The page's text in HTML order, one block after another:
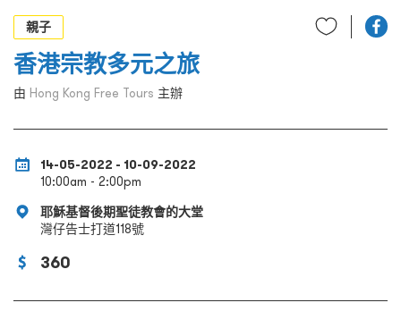
EN
親子
香港宗教多元之旅
由 Hong Kong Free Tours 主辦
14-05-2022 - 10-09-2022
10:00am - 2:00pm
耶穌基督後期聖徒教會的大堂
灣仔告士打道118號
360